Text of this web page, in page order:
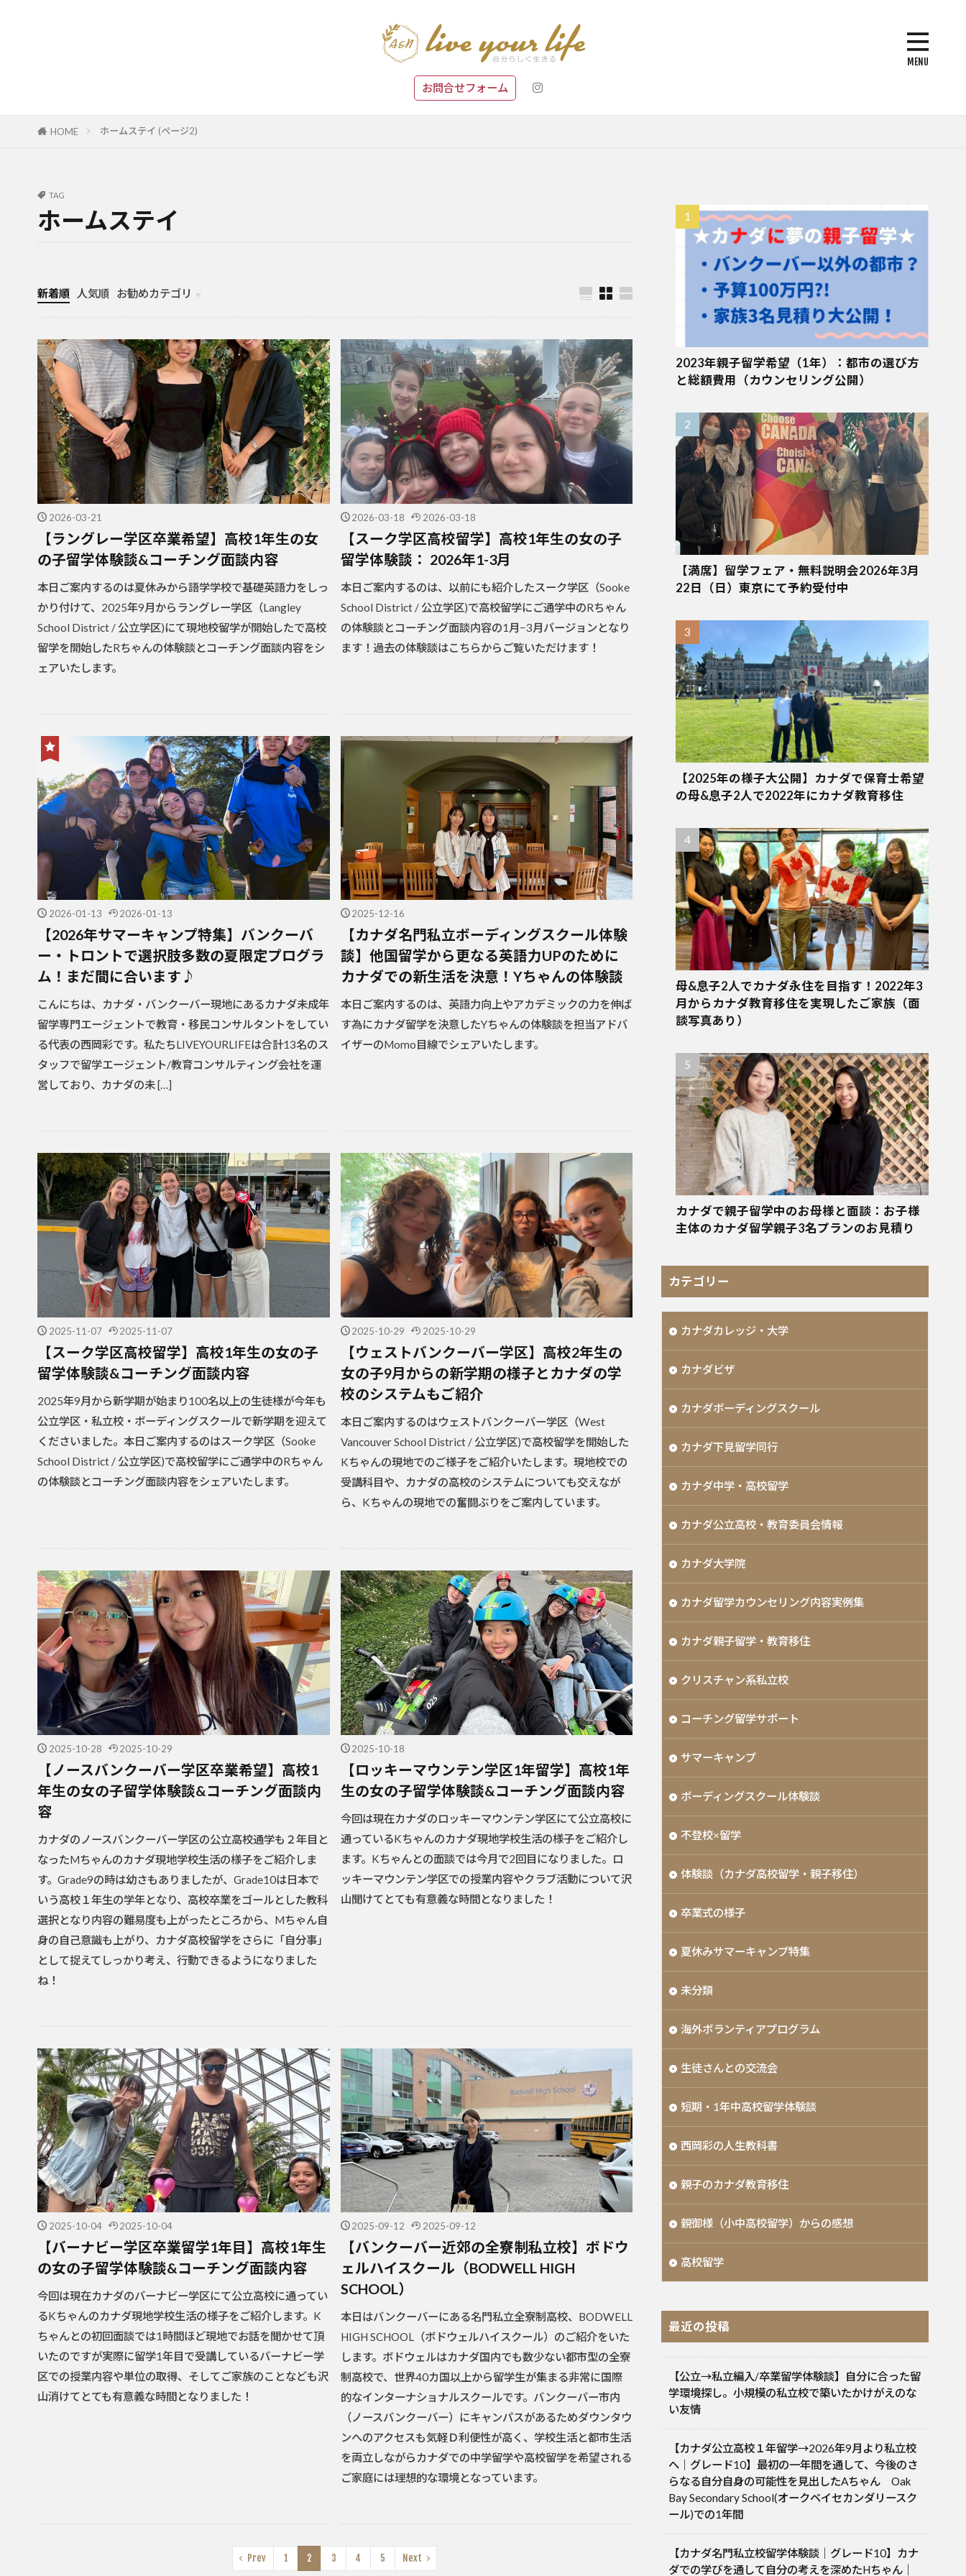
お問合せフォーム
HOME ホームステイ (ページ2)
TAG
ホームステイ
新着順 人気順
お勧めカテゴリ
カナダ中学・高校留学
カナダ親子留学・教育移住
体験談（カナダ高校留学・親子移住）
カナダ留学カウンセリング内容実例集
2026-03-21
【ラングレー学区卒業希望】高校1年生の女
の子留学体験談&コーチング面談内容
本日ご案内するのは夏休みから語学学校で基礎英語力をしっ
かり付けて、2025年9月からラングレー学区（Langley
School District / 公立学区)にて現地校留学が開始したで高校
留学を開始したRちゃんの体験談とコーチング面談内容をシ
ェアいたします。
2026-03-18 2026-03-18
【スーク学区高校留学】高校1年生の女の子
留学体験談： 2026年1-3月
本日ご案内するのは、以前にも紹介したスーク学区（Sooke
School District / 公立学区)で高校留学にご通学中のRちゃん
の体験談とコーチング面談内容の1月−3月バージョンとなり
ます！過去の体験談はこちらからご覧いただけます！
2026-01-13 2026-01-13
【2026年サマーキャンプ特集】バンクーバ
ー・トロントで選択肢多数の夏限定プログラ
ム！まだ間に合います♪
こんにちは、カナダ・バンクーバー現地にあるカナダ未成年
留学専門エージェントで教育・移民コンサルタントをしてい
る代表の西岡彩です。私たちLIVEYOURLIFEは合計13名のス
タッフで留学エージェント/教育コンサルティング会社を運
営しており、カナダの未 […]
2025-12-16
【カナダ名門私立ボーディングスクール体験
談】他国留学から更なる英語力UPのために
カナダでの新生活を決意！Yちゃんの体験談
本日ご案内するのは、英語力向上やアカデミックの力を伸ば
す為にカナダ留学を決意したYちゃんの体験談を担当アドバ
イザーのMomo目線でシェアいたします。
2025-11-07 2025-11-07
【スーク学区高校留学】高校1年生の女の子
留学体験談&コーチング面談内容
2025年9月から新学期が始まり100名以上の生徒様が今年も
公立学区・私立校・ボーディングスクールで新学期を迎えて
くださいました。本日ご案内するのはスーク学区（Sooke
School District / 公立学区)で高校留学にご通学中のRちゃん
の体験談とコーチング面談内容をシェアいたします。
2025-10-29 2025-10-29
【ウェストバンクーバー学区】高校2年生の
女の子9月からの新学期の様子とカナダの学
校のシステムもご紹介
本日ご案内するのはウェストバンクーバー学区（West
Vancouver School District / 公立学区)で高校留学を開始した
Kちゃんの現地でのご様子をご紹介いたします。現地校での
受講科目や、カナダの高校のシステムについても交えなが
ら、Kちゃんの現地での奮闘ぶりをご案内しています。
2025-10-28 2025-10-29
【ノースバンクーバー学区卒業希望】高校1
年生の女の子留学体験談&コーチング面談内
容
カナダのノースバンクーバー学区の公立高校通学も２年目と
なったMちゃんのカナダ現地学校生活の様子をご紹介しま
す。Grade9の時は幼さもありましたが、Grade10は日本で
いう高校１年生の学年となり、高校卒業をゴールとした教科
選択となり内容の難易度も上がったところから、Mちゃん自
身の自己意識も上がり、カナダ高校留学をさらに「自分事」
として捉えてしっかり考え、行動できるようになりました
ね！
2025-10-18
【ロッキーマウンテン学区1年留学】高校1年
生の女の子留学体験談&コーチング面談内容
今回は現在カナダのロッキーマウンテン学区にて公立高校に
通っているKちゃんのカナダ現地学校生活の様子をご紹介し
ます。Kちゃんとの面談では今月で2回目になりました。ロ
ッキーマウンテン学区での授業内容やクラブ活動について沢
山聞けてとても有意義な時間となりました！
2025-10-04 2025-10-04
【バーナビー学区卒業留学1年目】高校1年生
の女の子留学体験談&コーチング面談内容
今回は現在カナダのバーナビー学区にて公立高校に通ってい
るKちゃんのカナダ現地学校生活の様子をご紹介します。K
ちゃんとの初回面談では1時間ほど現地でお話を聞かせて頂
いたのですが実際に留学1年目で受講しているバーナビー学
区での授業内容や単位の取得、そしてご家族のことなども沢
山消けてとても有意義な時間となりました！
2025-09-12 2025-09-12
【バンクーバー近郊の全寮制私立校】ボドウ
ェルハイスクール（BODWELL HIGH
SCHOOL）
本日はバンクーバーにある名門私立全寮制高校、BODWELL
HIGH SCHOOL（ボドウェルハイスクール）のご紹介をいた
します。ボドウェルはカナダ国内でも数少ない都市型の全寮
制高校で、世界40カ国以上から留学生が集まる非常に国際
的なインターナショナルスクールです。バンクーバー市内
（ノースバンクーバー）にキャンパスがあるためダウンタウ
ンへのアクセスも気軽Ｄ利便性が高く、学校生活と都市生活
を両立しながらカナダでの中学留学や高校留学を希望される
ご家庭には理想的な環境となっています。
Prev 1 2 3 4 5 Next
2023年親子留学希望（1年）：都市の選び方
と総額費用（カウンセリング公開）
【満席】留学フェア・無料説明会2026年3月
22日（日）東京にて予約受付中
【2025年の様子大公開】カナダで保育士希望
の母&息子2人で2022年にカナダ教育移住
母&息子2人でカナダ永住を目指す！2022年3
月からカナダ教育移住を実現したご家族（面
談写真あり）
カナダで親子留学中のお母様と面談：お子様
主体のカナダ留学親子3名プランのお見積り
カテゴリー
カナダカレッジ・大学
カナダビザ
カナダボーディングスクール
カナダ下見留学同行
カナダ中学・高校留学
カナダ公立高校・教育委員会情報
カナダ大学院
カナダ留学カウンセリング内容実例集
カナダ親子留学・教育移住
クリスチャン系私立校
コーチング留学サポート
サマーキャンプ
ボーディングスクール体験談
不登校×留学
体験談（カナダ高校留学・親子移住）
卒業式の様子
夏休みサマーキャンプ特集
未分類
海外ボランティアプログラム
生徒さんとの交流会
短期・1年中高校留学体験談
西岡彩の人生教科書
親子のカナダ教育移住
親御様（小中高校留学）からの感想
高校留学
最近の投稿
【公立→私立編入/卒業留学体験談】自分に合った留
学環境探し。小規模の私立校で築いたかけがえのな
い友情
【カナダ公立高校１年留学→2026年9月より私立校
へ｜グレード10】最初の一年間を通して、今後のさ
らなる自分自身の可能性を見出したAちゃん Oak
Bay Secondary School(オークベイセカンダリースク
ール)での1年間
【カナダ名門私立校留学体験談｜グレード10】カナ
ダでの学びを通して自分の考えを深めたHちゃん｜